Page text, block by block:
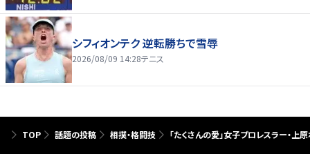
シフィオンテク 逆転勝ちで雪辱
2026/08/09 14:28テニス
TOP 話題の投稿 相撲・格闘技 「たくさんの愛」女子プロレスラー・上